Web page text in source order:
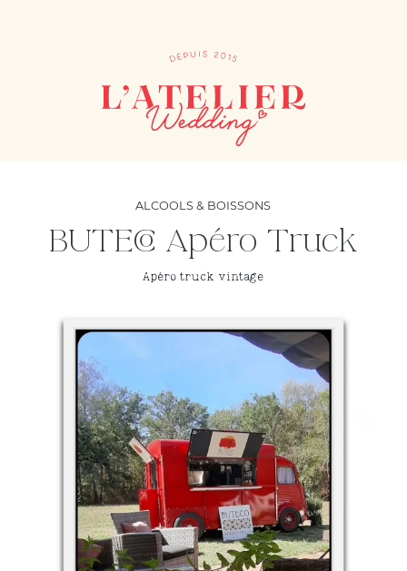
ALCOOLS & BOISSONS
BUTECO Apéro Truck
Apéro truck vintage